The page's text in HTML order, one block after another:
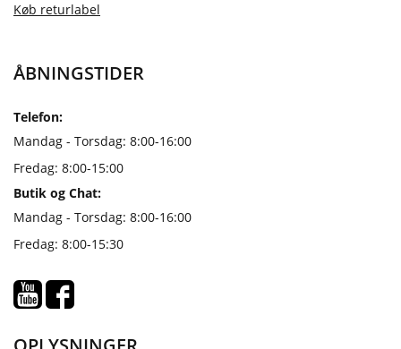
Køb returlabel
ÅBNINGSTIDER
Telefon:
Mandag - Torsdag: 8:00-16:00
Fredag: 8:00-15:00
Butik og Chat:
Mandag - Torsdag: 8:00-16:00
Fredag: 8:00-15:30